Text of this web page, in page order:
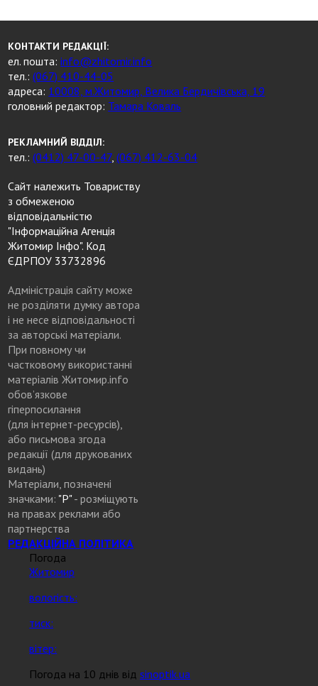
КОНТАКТИ РЕДАКЦІЇ:
ел. пошта:info@zhitomir.info
тел.:(067) 410-44-05
адреса: 10008, м.Житомир, Велика Бердичівська, 19
головний редактор: Тамара Коваль
РЕКЛАМНИЙ ВІДДІЛ:
тел.:(0412) 47-00-47,(067) 412-63-04
Сайт належить Товариству
з обмеженою
відповідальністю
"Інформаційна Агенція
Житомир Інфо". Код
ЄДРПОУ 33732896
Адміністрація сайту може
не розділяти думку автора
і не несе відповідальності
за авторські матеріали.
При повному чи
частковому використанні
матеріалів Житомир.info
обов’язкове
гіперпосилання
(для інтернет-ресурсів),
або письмова згода
редакції (для друкованих
видань)
Матеріали, позначені
значками: "Р"- розміщують
на правах реклами або
партнерства
РЕДАКЦІЙНА ПОЛІТИКА
Погода
Житомир
вологість:
тиск:
вітер:
Погода на 10 днів відsinoptik.ua